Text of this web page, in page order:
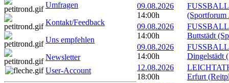
Umfragen
Kontakt/Feedback
Uns empfehlen
Newsletter
User-Account
09.08.2026
14:00h
(Sportforum
09.08.2026
14:00h
Buttstädt
09.08.2026
14:00h
Dingelstädt
12.08.2026
18:00h
Erfurt